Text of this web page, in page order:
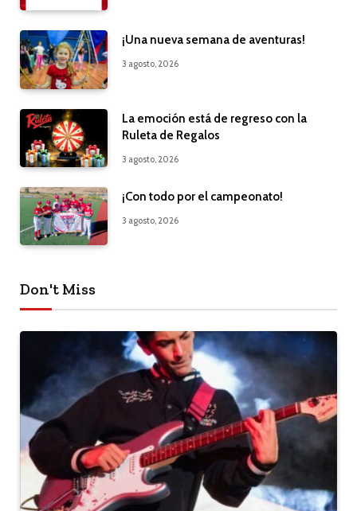
¡Una nueva semana de aventuras!
3 agosto, 2026
La emoción está de regreso con la
Ruleta de Regalos
3 agosto, 2026
¡Con todo por el campeonato!
3 agosto, 2026
Don't Miss